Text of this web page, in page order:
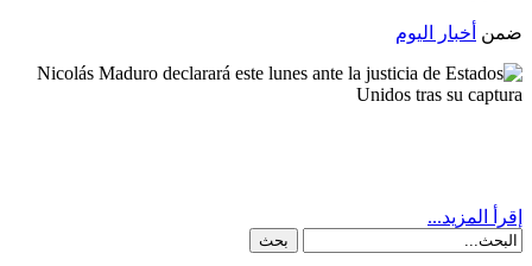
ضمن أخبار اليوم
إقرأ المزيد...